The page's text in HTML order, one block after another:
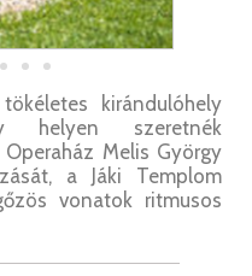
kirándulóhely
helyen szeretnék
Melis György
a Jáki Templom
vonatok ritmusos